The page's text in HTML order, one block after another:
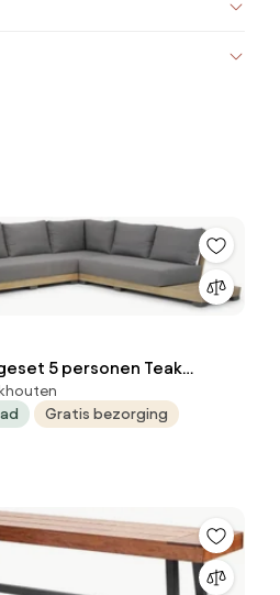
5 personen Teak
Gratis bezorging